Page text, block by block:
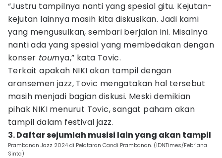
“Justru tampilnya nanti yang spesial gitu. Kejutan-
kejutan lainnya masih kita diskusikan. Jadi kami
yang mengusulkan, sembari berjalan ini. Misalnya
nanti ada yang spesial yang membedakan dengan
konser tournya,” kata Tovic.
Terkait apakah NIKI akan tampil dengan
aransemen jazz, Tovic mengatakan hal tersebut
masih menjadi bagian diskusi. Meski demikian
pihak NIKI menurut Tovic, sangat paham akan
tampil dalam festival jazz.
3. Daftar sejumlah musisi lain yang akan tampil
Prambanan Jazz 2024 di Pelataran Candi Prambanan. (IDNTimes/Febriana
Sinta)